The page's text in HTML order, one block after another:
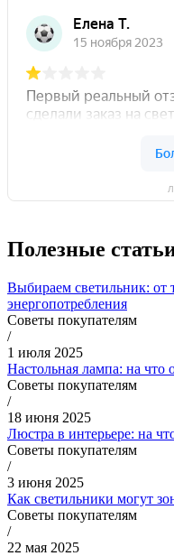
Полезные
Выбираем светильник: от
энергопотребления
Советы покупателям
/
1 июля 2025
Настольная лампа: на что
Советы покупателям
/
18 июня 2025
Люстра в интерьере: на
Советы покупателям
/
3 июня 2025
Как светильники могут
Советы покупателям
/
22 мая 2025